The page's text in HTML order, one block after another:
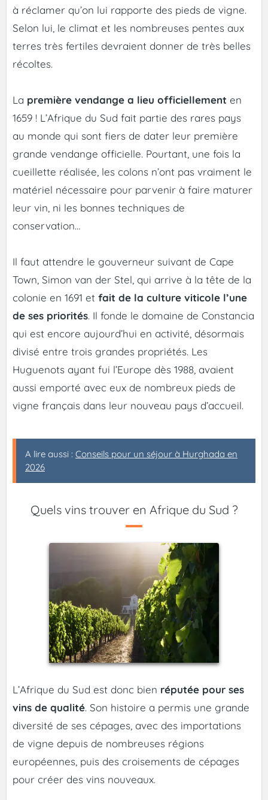
à réclamer qu’on lui rapporte des pieds de vigne.
Selon lui, le climat et les nombreuses pentes aux
terres très fertiles devraient donner de très belles
récoltes.
La première vendange a lieu officiellement en
1659 ! L’Afrique du Sud fait partie des rares pays
au monde qui sont fiers de dater leur première
grande vendange officielle. Pourtant, une fois la
cueillette réalisée, les colons n’ont pas vraiment le
matériel nécessaire pour parvenir à faire maturer
leur vin, ni les bonnes techniques de
conservation…
Il faut attendre le gouverneur suivant de Cape
Town, Simon van der Stel, qui arrive à la tête de la
colonie en 1691 et fait de la culture viticole l’une
de ses priorités. Il fonde le domaine de Constancia
qui est encore aujourd’hui en activité, désormais
divisé entre trois grandes propriétés. Les
Huguenots ayant fui l’Europe dès 1988, avaient
aussi emporté avec eux de nombreux pieds de
vigne français dans leur nouveau pays d’accueil.
A lire aussi : Conseils pour un séjour à Hurghada en
2026
Quels vins trouver en Afrique du Sud ?
L’Afrique du Sud est donc bien réputée pour ses
vins de qualité. Son histoire a permis une grande
diversité de ses cépages, avec des importations
de vigne depuis de nombreuses régions
européennes, puis des croisements de cépages
pour créer des vins nouveaux.